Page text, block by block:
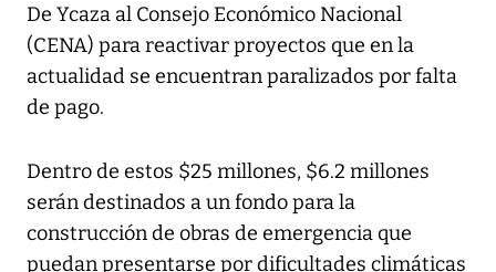
De Ycaza al Consejo Económico Nacional
(CENA) para reactivar proyectos que en la
actualidad se encuentran paralizados por falta
de pago.
Dentro de estos $25 millones, $6.2 millones
serán destinados a un fondo para la
construcción de obras de emergencia que
puedan presentarse por dificultades climáticas